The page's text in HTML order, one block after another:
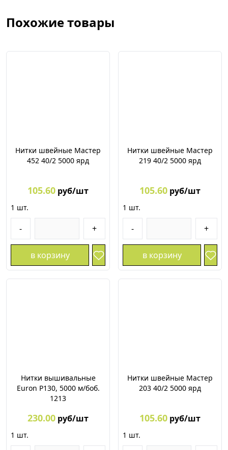
Похожие товары
Нитки швейные Мастер
452 40/2 5000 ярд
105.60 руб/шт
1 шт.
- +
в корзину
Нитки швейные Мастер
219 40/2 5000 ярд
105.60 руб/шт
1 шт.
- +
в корзину
Нитки вышивальные
Euron P130, 5000 м/боб.
1213
230.00 руб/шт
1 шт.
Нитки швейные Мастер
203 40/2 5000 ярд
105.60 руб/шт
1 шт.